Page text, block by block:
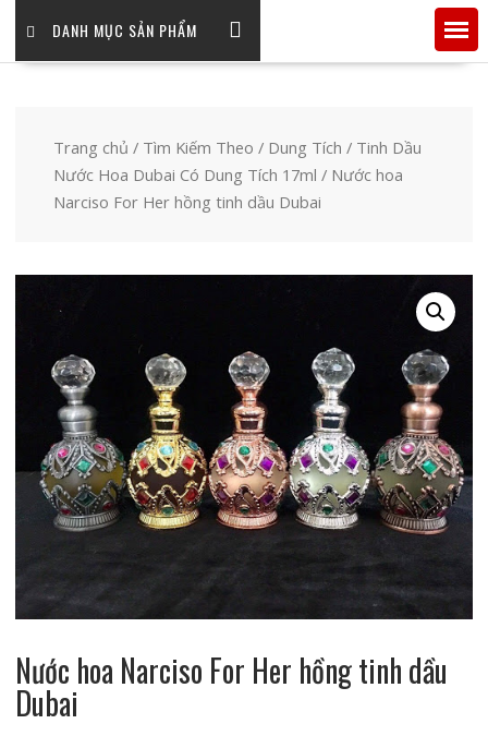
DANH MỤC SẢN PHẨM
Trang chủ / Tìm Kiếm Theo / Dung Tích / Tinh Dầu
Nước Hoa Dubai Có Dung Tích 17ml / Nước hoa
Narciso For Her hồng tinh dầu Dubai
Nước hoa Narciso For Her hồng tinh dầu
Dubai